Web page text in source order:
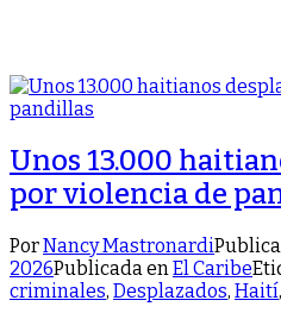
Unos 13.000
por violencia de
PorNancy Mastronardi
2026Publicada en El Caribe
criminales, Desplazados, Haití,